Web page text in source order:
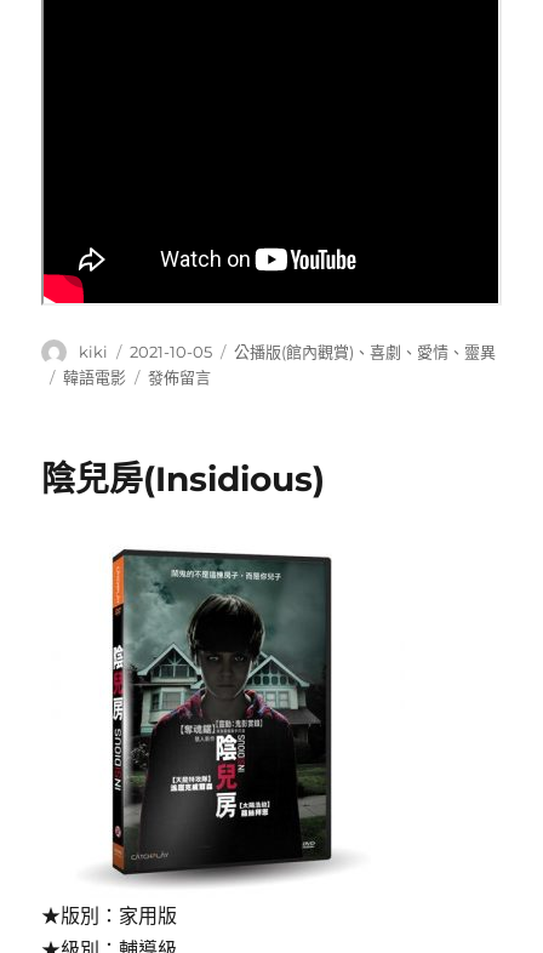
作
者
kiki
發
佈
2021-10-05
分
公播版(館內觀賞) 、喜劇 、 愛情 、 靈異
標
韓語電影
在
的
靈
女
孩:
귀
의
향
기
(Scent
of
Ghost)〉
發佈留言
陰兒房(Insidious)
★版別：家用版